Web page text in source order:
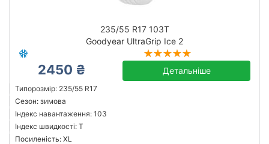
235/55 R17 103T
Goodyear UltraGrip Ice 2
2450 ₴ Детальніше
Типорозмір: 235/55 R17
Сезон: зимова
Індекс навантаження: 103
Індекс швидкості: T
Посиленість: XL